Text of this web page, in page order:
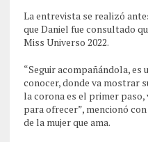
La entrevista se realizó
que Daniel fue consultado
Miss Universo 2022.
“Seguir acompañándola, es
conocer, donde va mostrar
la corona es el primer
para ofrecer”, mencionó
de la mujer que ama.